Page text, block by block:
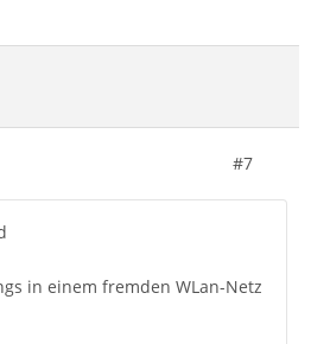
#7
in einem fremden WLan-Netz